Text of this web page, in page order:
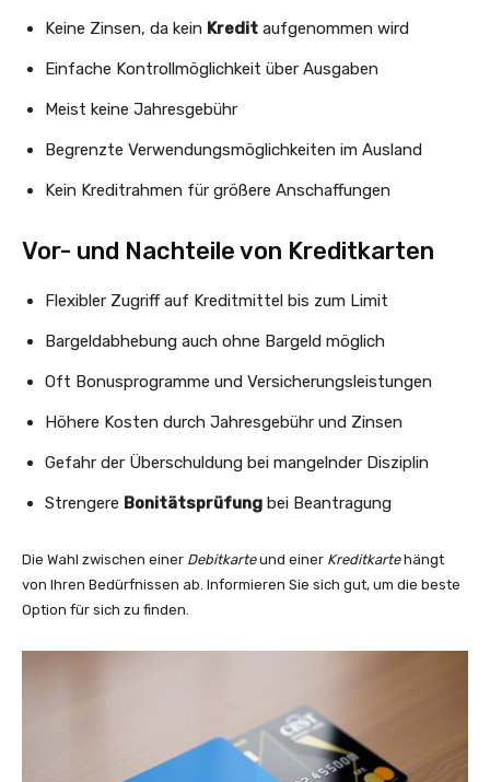
Keine Zinsen, da kein Kredit aufgenommen wird
Einfache Kontrollmöglichkeit über Ausgaben
Meist keine Jahresgebühr
Begrenzte Verwendungsmöglichkeiten im Ausland
Kein Kreditrahmen für größere Anschaffungen
Vor- und Nachteile von Kreditkarten
Flexibler Zugriff auf Kreditmittel bis zum Limit
Bargeldabhebung auch ohne Bargeld möglich
Oft Bonusprogramme und Versicherungsleistungen
Höhere Kosten durch Jahresgebühr und Zinsen
Gefahr der Überschuldung bei mangelnder Disziplin
Strengere Bonitätsprüfung bei Beantragung
Die Wahl zwischen einer Debitkarteund einer Kreditkartehängt
von Ihren Bedürfnissen ab. Informieren Sie sich gut, um die beste
Option für sich zu finden.